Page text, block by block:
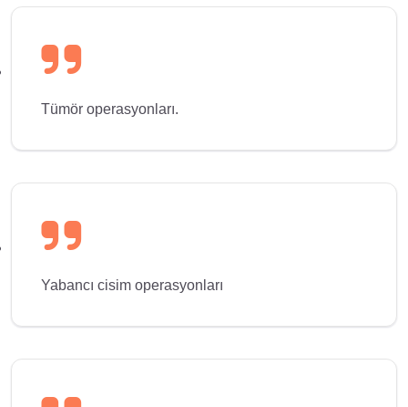
Tümör operasyonları.
Yabancı cisim operasyonları